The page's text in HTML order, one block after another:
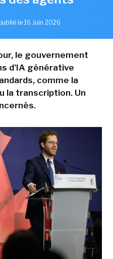
le 16 Juin 2026
le gouvernement
d'IA générative
comme la
la transcription. Un